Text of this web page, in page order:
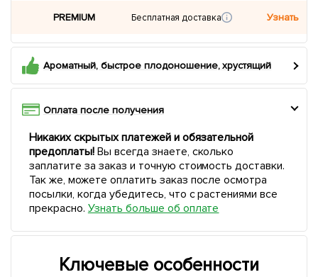
PREMIUM Бесплатная доставка Узнать
Ароматный, быстрое плодоношение, хрустящий
Оплата после получения
Никаких скрытых платежей и обязательной
предоплаты!Вы всегда знаете, сколько
заплатите за заказ и точную стоимость доставки.
Так же, можете оплатить заказ после осмотра
посылки, когда убедитесь, что с растениями все
прекрасно. Узнать больше об оплате
Ключевые особенности